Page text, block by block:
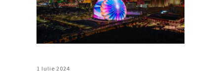
1 Iulie 2024